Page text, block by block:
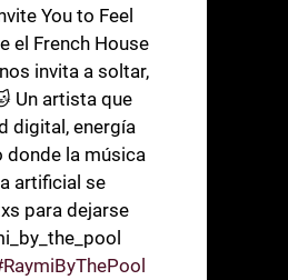
You to Feel
el French House
invita a soltar,
Un artista que
digital, energía
donde la música
artificial se
para dejarse